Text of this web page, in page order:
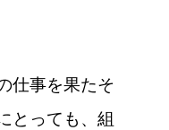
仕事を果たそ
とっても、組